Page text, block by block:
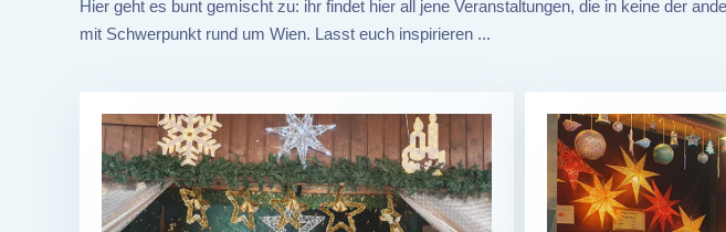
Hier geht es bunt gemischt zu: ihr findet hier all jene Veranstaltungen, die in keine der
mit Schwerpunkt rund um Wien. Lasst euch inspirieren ...